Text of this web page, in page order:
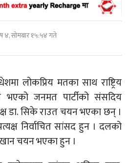
४, सोमबार १५:५४ गते
लोकप्रिय मतका साथ राष्ट्रिय
भएको जनमत पार्टीको संसदिय
डा. सिके राउत चयन भएका छन् ।
निर्वाचित सांसद हुन । दलको
चयन भएका हुन ।